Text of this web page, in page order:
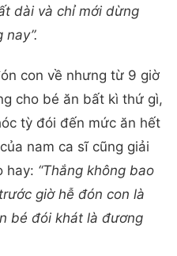
dài và chỉ mới dừng
con về nhưng từ 9 giờ
cho bé ăn bất kì thứ gì,
tỳ đói đến mức ăn hết
nam ca sĩ cũng giải
hay: “Thắng không bao
giờ hễ đón con là
bé đói khát là đương